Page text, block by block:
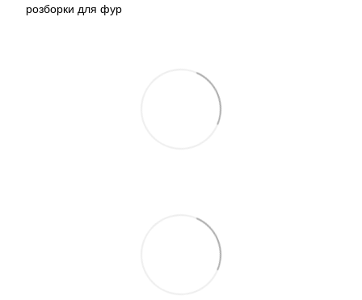
розборки для фур